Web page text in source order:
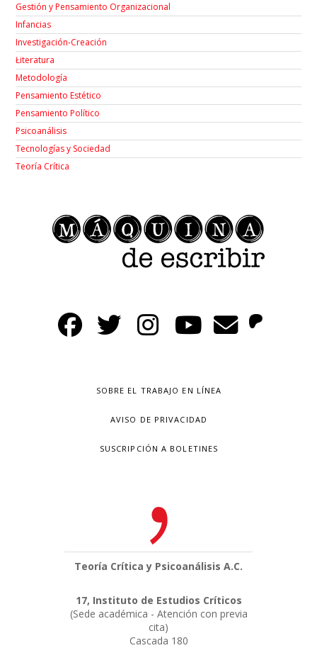
Gestión y Pensamiento Organizacional
Infancias
Investigación-Creación
Łiteratura
Metodología
Pensamiento Estético
Pensamiento Político
Psicoanálisis
Tecnologías y Sociedad
Teoría Crítica
SOBRE EL TRABAJO EN LÍNEA
AVISO DE PRIVACIDAD
SUSCRIPCIÓN A BOLETINES
Teoría Crítica y Psicoanálisis A.C.
17, Instituto de Estudios Críticos
(Sede académica - Atención con previa
cita)
Cascada 180